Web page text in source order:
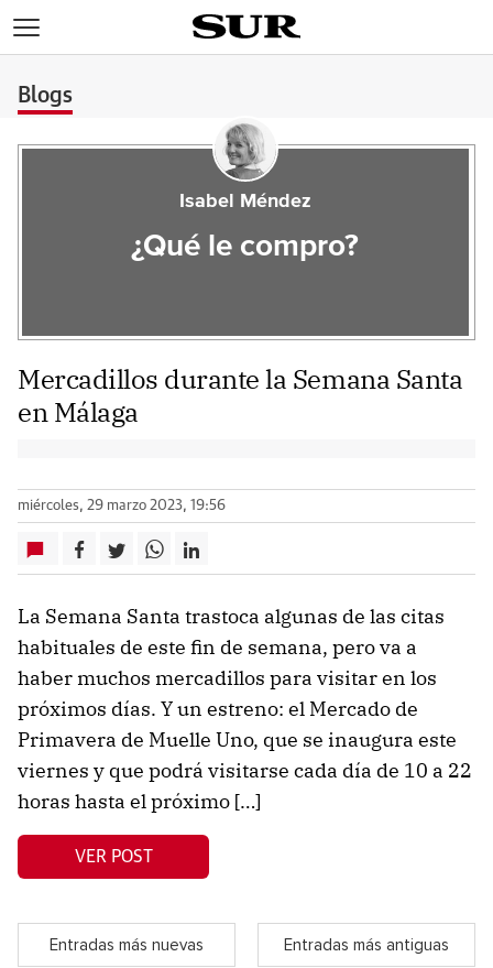
Blogs
Isabel Méndez
¿Qué le compro?
Mercadillos durante la Semana Santa
en Málaga
miércoles, 29 marzo 2023, 19:56
La Semana Santa trastoca algunas de las citas
habituales de este fin de semana, pero va a
haber muchos mercadillos para visitar en los
próximos días. Y un estreno: el Mercado de
Primavera de Muelle Uno, que se inaugura este
viernes y que podrá visitarse cada día de 10 a 22
horas hasta el próximo […]
VER POST
Entradas más nuevas Entradas más antiguas